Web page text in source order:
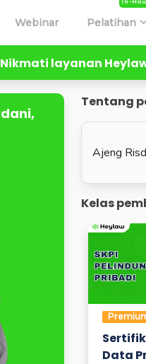
Webinar Pelatihan
In-
Nikmati layanan
Rahmadani, S.H.
Tentang
Ajeng
Kelas
Data